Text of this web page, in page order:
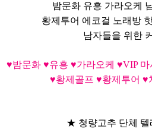
밤문화 유흥 가라오케
황제투어 에코걸 노래방
남자들을 위한
♥밤문화 ♥유흥 ♥가라오케 ♥VIP
♥황제골프 ♥황제투어 ♥
★ 청량고추 단체 텔